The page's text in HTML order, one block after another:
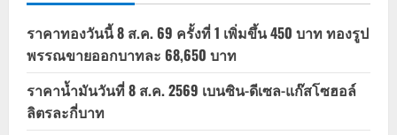
ราคาทองวันนี้ 8 ส.ค. 69 ครั้งที่ 1 เพิ่มขึ้น 450 บาท ทองรูป
พรรณขายออกบาทละ 68,650 บาท
ราคาน้ำมันวันที่ 8 ส.ค. 2569 เบนซิน-ดีเซล-แก๊สโซฮอล์
ลิตรละกี่บาท